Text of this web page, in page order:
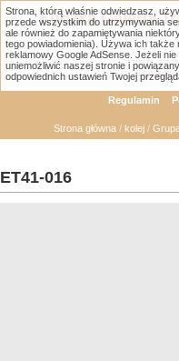
Łódzka Galeria
Regulamin
Strona główna / kolej /
ET41-016
Strona, którą właśnie odwiedzasz,
przede wszystkim do utrzymywania
ale również do zapamiętywania
tego powiadomienia). Używa ich także
reklamowy Google AdSense. Jeżeli
uniemożliwić naszej stronie i
odpowiednich ustawień Twojej